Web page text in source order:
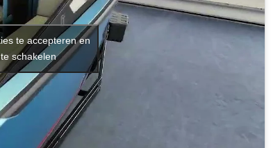
te accepteren en
schakelen